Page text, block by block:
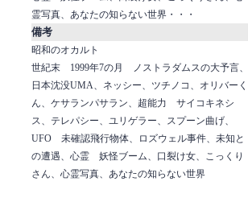
霊写真、あなたの知らない世界・・・
備考
昭和のオカルト
世紀末 1999年7の月 ノストラダムスの大予言、
日本沈没UMA、ネッシー、ツチノコ、オリバーく
ん、ケサランパサラン、超能力 サイコキネシ
ス、テレパシー、ユリゲラー、スプーン曲げ、
UFO 未確認飛行物体、ロズウェル事件、未知と
の遭遇、心霊 妖怪ブーム、口裂け女、こっくり
さん、心霊写真、あなたの知らない世界